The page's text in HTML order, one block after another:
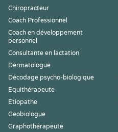
Chiropracteur
Coach Professionnel
Coach en développement
personnel
Consultante en lactation
Dermatologue
Décodage psycho-biologique
Equithérapeute
Etiopathe
Geobiologue
Graphothérapeute